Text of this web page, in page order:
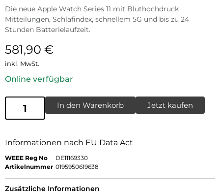
Die neue Apple Watch Series 11 mit Bluthochdruck
Mitteilungen, Schlafindex, schnellem 5G und bis zu 24
Stunden Batterielaufzeit.
581,90 €
inkl. MwSt.
Online verfügbar
In den Warenkorb Jetzt kaufen
Informationen nach EU Data Act
WEEE Reg No
DE11169330
Artikelnummer 0195950619638
Zusätzliche Informationen